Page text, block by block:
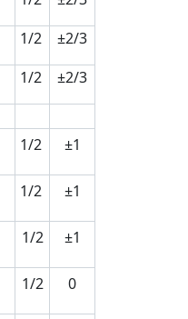
1/2 ±2/3
1/2
±2/3
1/2 ±1
1/2 ±1
1/2 ±1
1/2 0